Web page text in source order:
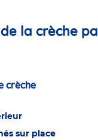
la crèche
crèche
sur place